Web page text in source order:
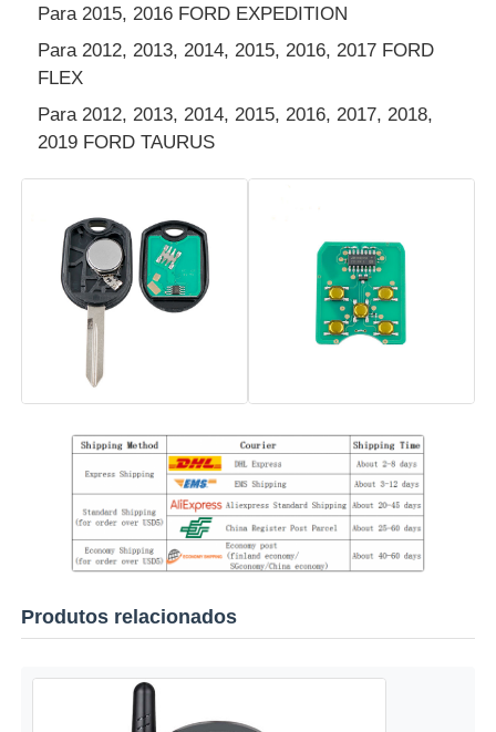
Carro Chave Shell
Lâmina da Chave do Carro
programador da chave do carro
microplaqueta do identificador
Máquina de fechadura
Chave inteligente KEYDIY
Para 2015, 2016 FORD EXPEDITION
Para 2012, 2013, 2014, 2015, 2016, 2017 FORD
FLEX
Para 2012, 2013, 2014, 2015, 2016, 2017, 2018,
2019 FORD TAURUS
Produtos relacionados